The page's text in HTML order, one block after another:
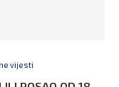
vijesti